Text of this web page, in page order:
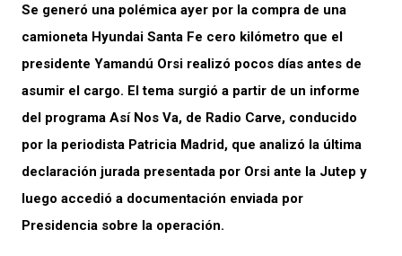
Se generó una polémica ayer por la compra de una
camioneta Hyundai Santa Fe cero kilómetro que el
presidente Yamandú Orsi realizó pocos días antes de
asumir el cargo. El tema surgió a partir de un informe
del programa Así Nos Va, de Radio Carve, conducido
por la periodista Patricia Madrid, que analizó la última
declaración jurada presentada por Orsi ante la Jutep y
luego accedió a documentación enviada por
Presidencia sobre la operación.